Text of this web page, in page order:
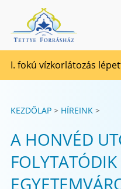
Tovább a tartalomhoz
TETTYE FORRÁSHÁZ
I. fokú vízkorlátozás
KEZDŐLAP HÍREINK
A HONVÉD